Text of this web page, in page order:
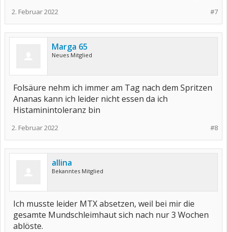
#7
2. Februar 2022
Marga 65
Neues Mitglied
Folsäure nehm ich immer am Tag nach dem Spritzen
Ananas kann ich leider nicht essen da ich
Histaminintoleranz bin
#8
2. Februar 2022
allina
Bekanntes Mitglied
Ich musste leider MTX absetzen, weil bei mir die
gesamte Mundschleimhaut sich nach nur 3 Wochen
ablöste.